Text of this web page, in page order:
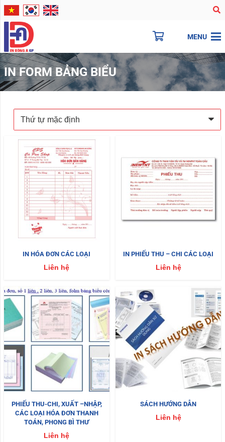
MENU
IN FORM BẢNG BIỂU
IN HÓA ĐƠN CÁC LOẠI
Liên hệ
IN PHIẾU THU – CHI CÁC LOẠI
Liên hệ
PHIẾU THU-CHI, XUẤT –NHẬP,
CÁC LOẠI HÓA ĐƠN THANH
TOÁN, PHONG BÌ THƯ
Liên hệ
SÁCH HƯỚNG DẪN
Liên hệ